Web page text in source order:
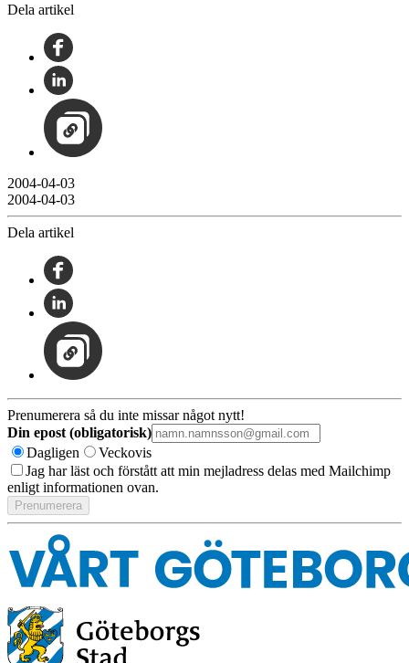
Dela artikel
2004-04-03
2004-04-03
Dela artikel
Prenumerera så du inte missar något nytt!
Din epost (obligatorisk)
Dagligen
Veckovis
Jag har läst och förstått att min mejladress delas med Mailchimp
enligt informationen ovan.